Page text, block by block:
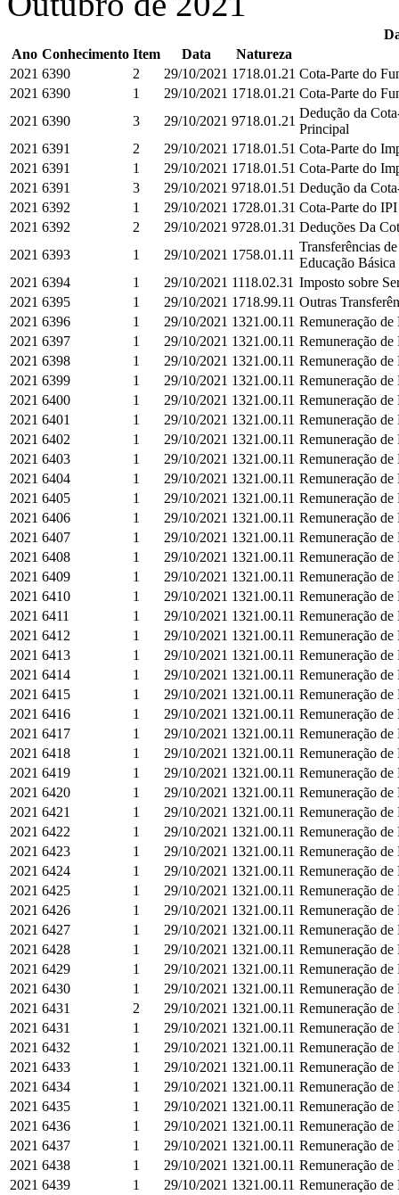
Ano Conhecimento Item Data
Natureza
2021 6390 2 29/10/2021 1718.01.21 Cota-Parte do
2021 6390 1 29/10/2021 1718.01.21 Cota-Parte do
2021 6390 3 29/10/2021 9718.01.21
Dedução da
Principal
2021 6391 2 29/10/2021 1718.01.51 Cota-Parte do
2021 6391 1 29/10/2021 1718.01.51 Cota-Parte do
2021 6391 3 29/10/2021 9718.01.51 Dedução da
2021 6392 1 29/10/2021 1728.01.31 Cota-Parte do
2021 6392 2 29/10/2021 9728.01.31 Deduções Da
2021 6393 1 29/10/2021 1758.01.11
Transferências
Educação
2021 6394 1 29/10/2021 1118.02.31 Imposto sobre
2021 6395 1 29/10/2021 1718.99.11 Outras
2021 6396 1 29/10/2021 1321.00.11 Remuneração
2021 6397 1 29/10/2021 1321.00.11 Remuneração
2021 6398 1 29/10/2021 1321.00.11 Remuneração
2021 6399 1 29/10/2021 1321.00.11 Remuneração
2021 6400 1 29/10/2021 1321.00.11 Remuneração
2021 6401 1 29/10/2021 1321.00.11 Remuneração
2021 6402 1 29/10/2021 1321.00.11 Remuneração
2021 6403 1 29/10/2021 1321.00.11 Remuneração
2021 6404 1 29/10/2021 1321.00.11 Remuneração
2021 6405 1 29/10/2021 1321.00.11 Remuneração
2021 6406 1 29/10/2021 1321.00.11 Remuneração
2021 6407 1 29/10/2021 1321.00.11 Remuneração
2021 6408 1 29/10/2021 1321.00.11 Remuneração
2021 6409 1 29/10/2021 1321.00.11 Remuneração
2021 6410 1 29/10/2021 1321.00.11 Remuneração
2021 6411 1 29/10/2021 1321.00.11 Remuneração
2021 6412 1 29/10/2021 1321.00.11 Remuneração
2021 6413 1 29/10/2021 1321.00.11 Remuneração
2021 6414 1 29/10/2021 1321.00.11 Remuneração
2021 6415 1 29/10/2021 1321.00.11 Remuneração
2021 6416 1 29/10/2021 1321.00.11 Remuneração
2021 6417 1 29/10/2021 1321.00.11 Remuneração
2021 6418 1 29/10/2021 1321.00.11 Remuneração
2021 6419 1 29/10/2021 1321.00.11 Remuneração
2021 6420 1 29/10/2021 1321.00.11 Remuneração
2021 6421 1 29/10/2021 1321.00.11 Remuneração
2021 6422 1 29/10/2021 1321.00.11 Remuneração
2021 6423 1 29/10/2021 1321.00.11 Remuneração
2021 6424 1 29/10/2021 1321.00.11 Remuneração
2021 6425 1 29/10/2021 1321.00.11 Remuneração
2021 6426 1 29/10/2021 1321.00.11 Remuneração
2021 6427 1 29/10/2021 1321.00.11 Remuneração
2021 6428 1 29/10/2021 1321.00.11 Remuneração
2021 6429 1 29/10/2021 1321.00.11 Remuneração
2021 6430 1 29/10/2021 1321.00.11 Remuneração
2021 6431 2 29/10/2021 1321.00.11 Remuneração
2021 6431 1 29/10/2021 1321.00.11 Remuneração
2021 6432 1 29/10/2021 1321.00.11 Remuneração
2021 6433 1 29/10/2021 1321.00.11 Remuneração
2021 6434 1 29/10/2021 1321.00.11 Remuneração
2021 6435 1 29/10/2021 1321.00.11 Remuneração
2021 6436 1 29/10/2021 1321.00.11 Remuneração
2021 6437 1 29/10/2021 1321.00.11 Remuneração
2021 6438 1 29/10/2021 1321.00.11 Remuneração
2021 6439 1 29/10/2021 1321.00.11 Remuneração